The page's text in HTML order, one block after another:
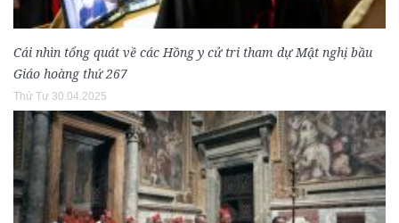
Cái nhìn tổng quát về các Hồng y cử tri tham dự Mật nghị bầu
Giáo hoàng thứ 267
Thứ Tư 30.04.2025